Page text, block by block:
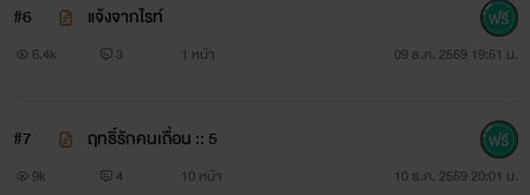
#6 แจ้งจากไรท์
6.4k 3 1 หน้า 09 ธ.ค. 2559 19:51 น.
#7 ฤทธิ์รักคนเถื่อน :: 5
9k 4 10 หน้า 10 ธ.ค. 2559 20:01 น.